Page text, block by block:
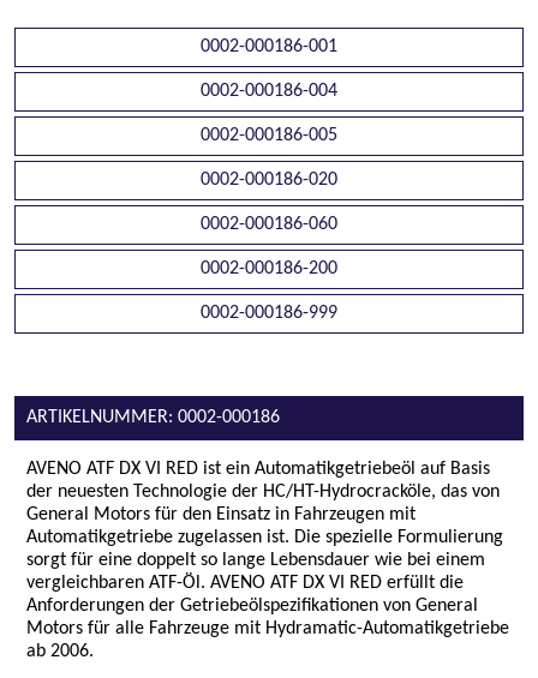
0002-000186-001
0002-000186-004
0002-000186-005
0002-000186-020
0002-000186-060
0002-000186-200
0002-000186-999
ARTIKELNUMMER: 0002-000186
AVENO ATF DX VI RED ist ein Automatikgetriebeöl auf Basis
der neuesten Technologie der HC/HT-Hydrocracköle, das von
General Motors für den Einsatz in Fahrzeugen mit
Automatikgetriebe zugelassen ist. Die spezielle Formulierung
sorgt für eine doppelt so lange Lebensdauer wie bei einem
vergleichbaren ATF-Öl. AVENO ATF DX VI RED erfüllt die
Anforderungen der Getriebeölspezifikationen von General
Motors für alle Fahrzeuge mit Hydramatic-Automatikgetriebe
ab 2006.